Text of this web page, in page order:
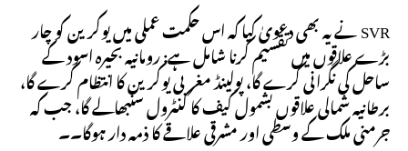
SVR نے یہ بھی دعویٰ کیا کہ اس حکمت عملی میں یوکرین کو چار
بڑے علاقوں میں تقسیم کرنا شامل ہے: رومانیہ بحیرہ اسود کے
ساحل کی نگرانی کرے گا، پولینڈ مغربی یوکرین کا انتظام کرے گا،
برطانیہ شمالی علاقوں بشمول کیف کا کنٹرول سنبھالے گا، جب کہ
جرمنی ملک کے وسطی اور مشرقی علاقے کا ذمہ دار ہوگا۔۔